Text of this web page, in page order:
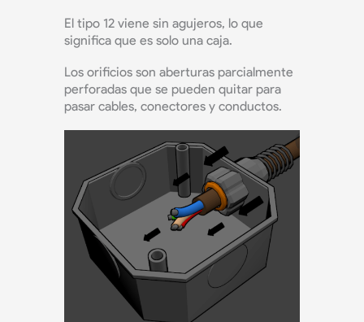
El tipo 12 viene sin agujeros, lo que
significa que es solo una caja.
Los orificios son aberturas parcialmente
perforadas que se pueden quitar para
pasar cables, conectores y conductos.